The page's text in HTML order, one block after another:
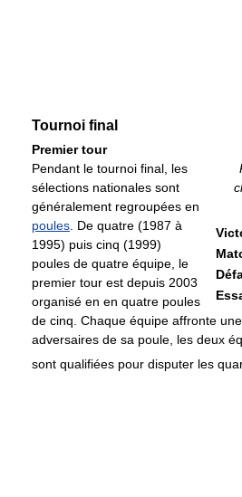
Tournoi final
Premier tour
Pendant le tournoi final, les
sélections nationales sont
généralement regroupées en
poules . De quatre (1987 à
1995) puis cinq (1999)
poules de quatre équipe, le
premier tour est depuis 2003
organisé en en quatre poules
de cinq. Chaque équipe affronte
adversaires de sa poule, les deux
sont qualifiées pour disputer les